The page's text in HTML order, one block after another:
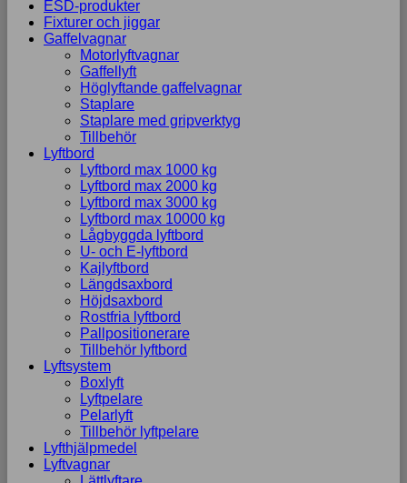
ESD-produkter
Fixturer och jiggar
Gaffelvagnar
Motorlyftvagnar
Gaffellyft
Höglyftande gaffelvagnar
Staplare
Staplare med gripverktyg
Tillbehör
Lyftbord
Lyftbord max 1000 kg
Lyftbord max 2000 kg
Lyftbord max 3000 kg
Lyftbord max 10000 kg
Lågbyggda lyftbord
U- och E-lyftbord
Kajlyftbord
Längdsaxbord
Höjdsaxbord
Rostfria lyftbord
Pallpositionerare
Tillbehör lyftbord
Lyftsystem
Boxlyft
Lyftpelare
Pelarlyft
Tillbehör lyftpelare
Lyfthjälpmedel
Lyftvagnar